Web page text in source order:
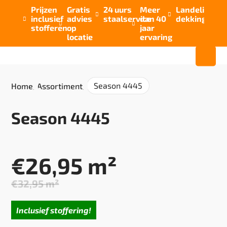

Prijzen
inclusief
stofferen

Gratis
advies
op
locatie

24 uurs
staalservice

Meer
dan 40
jaar
ervaring

Landelijke
dekking
Home Assortiment Season 4445
Season 4445
€32,95m²
Oorspronkelijke
prijs
€26,95 m²
Huidige
prijs
Inclusief stoffering!